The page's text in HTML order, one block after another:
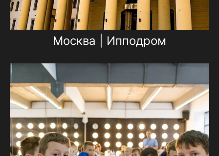
Москва | Ипподром